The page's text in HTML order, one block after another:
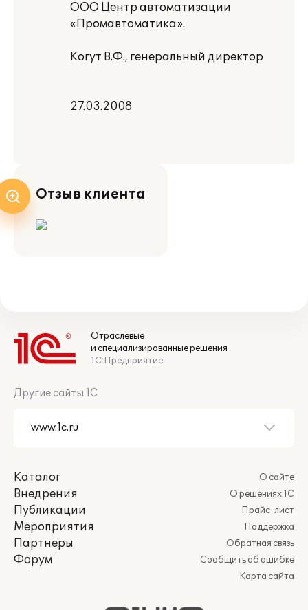
ООО Центр автоматизации
«Промавтоматика».
Когут В.Ф., генеральный директор
27.03.2008
Отзыв клиента
Отраслевые
и специализированные решения
1С:Предприятие
Другие сайты 1С
Каталог
Внедрения
Публикации
Мероприятия
Партнеры
Форум
О сайте
О решениях 1С
Прайс-лист
Поддержка
Обратная связь
Сообщить об ошибке
Карта сайта